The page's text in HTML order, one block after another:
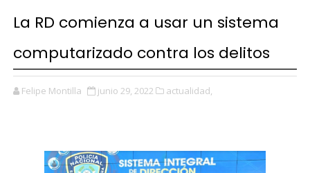
La RD comienza a usar un sistema
computarizado contra los delitos
Felipe Montilla junio 29, 2022 actualidad,